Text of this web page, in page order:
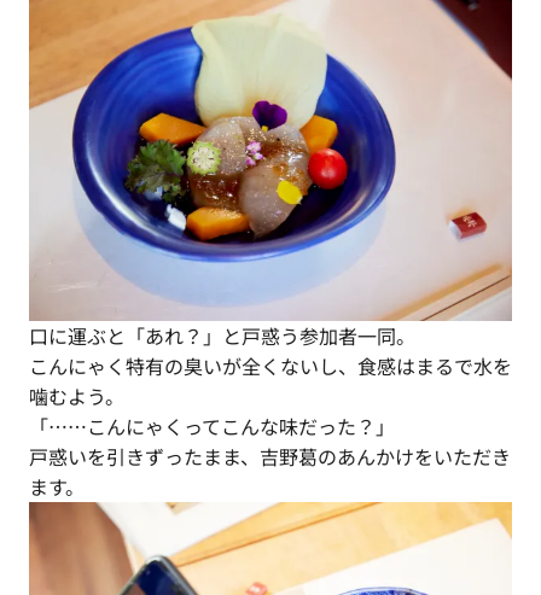
口に運ぶと「あれ？」と戸惑う参加者一同。
こんにゃく特有の臭いが全くないし、食感はまるで水を
噛むよう。
「……こんにゃくってこんな味だった？」
戸惑いを引きずったまま、吉野葛のあんかけをいただき
ます。